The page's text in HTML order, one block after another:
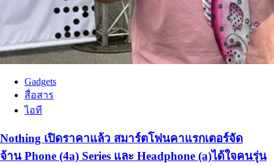
Gadgets
สื่อสาร
ไอที
Nothing เปิดราคาแล้ว สมาร์ตโฟนคาแรกเตอร์จัด
จ้าน Phone (4a) Series และ Headphone (a)ได้ใจคนรุ่น